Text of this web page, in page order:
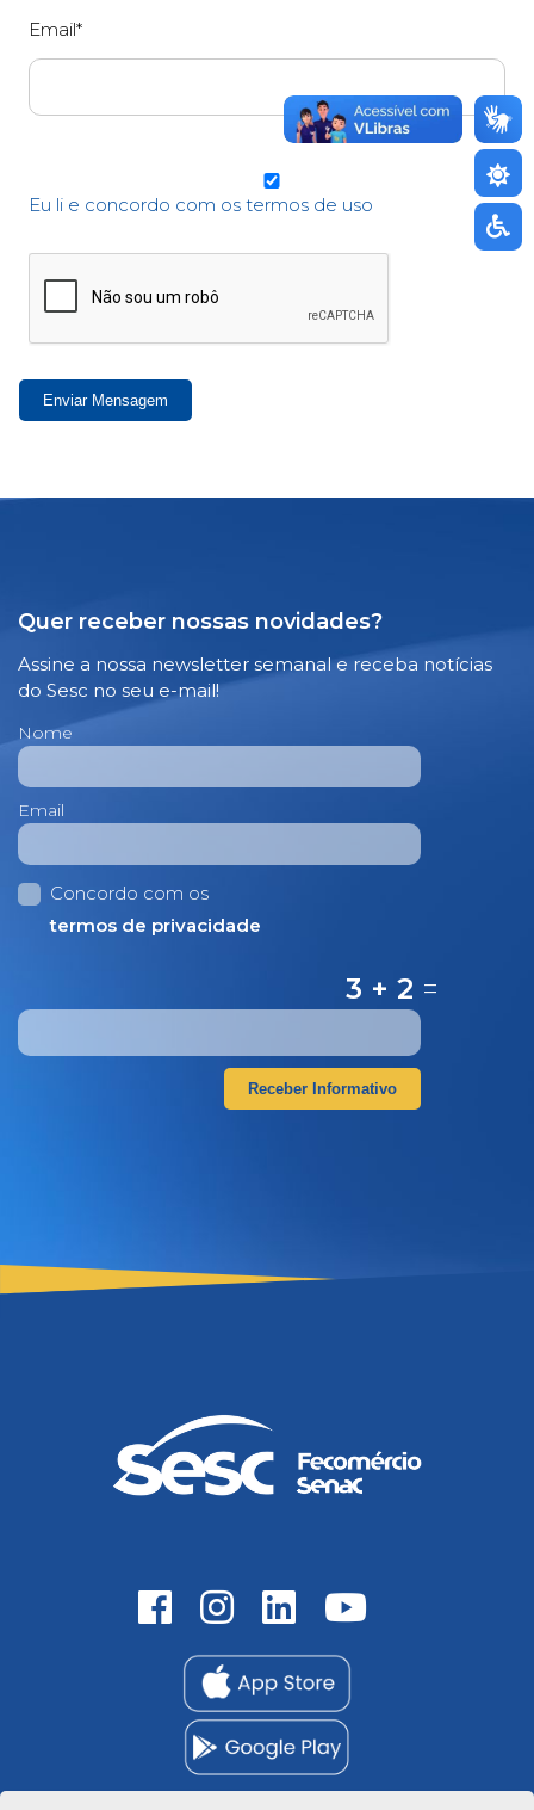
Email*
Eu li e concordo com os termos de uso
Enviar Mensagem
Quer receber nossas novidades?
Assine a nossa newsletter semanal e receba notícias
do Sesc no seu e-mail!
Nome
Email
Concordo com os
termos de privacidade
3 + 2 =
Receber Informativo